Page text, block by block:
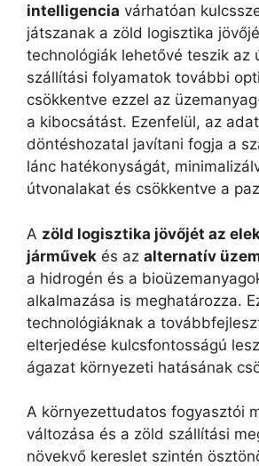
intelligencia várhatóan
játszanak a zöld logisztika
technológiák lehetővé teszik az
szállítási folyamatok további
csökkentve ezzel az
a kibocsátást. Ezenfelül, az
döntéshozatal javítani fogja a
lánc hatékonyságát,
útvonalakat és csökkentve a
A zöld logisztika jövőjét az
járművek és az alternatív
a hidrogén és a
alkalmazása is meghatározza.
technológiáknak a
elterjedése kulcsfontosságú
ágazat környezeti hatásának
A környezettudatos fogyasztói
változása és a zöld szállítási
növekvő kereslet szintén